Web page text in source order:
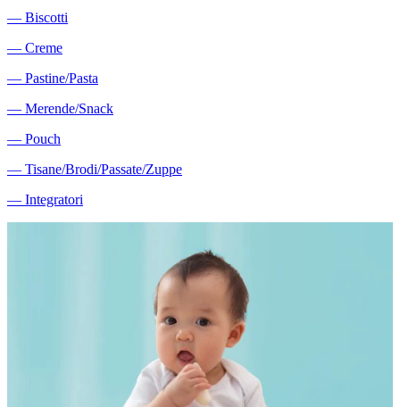
― Biscotti
― Creme
― Pastine/Pasta
― Merende/Snack
― Pouch
― Tisane/Brodi/Passate/Zuppe
― Integratori